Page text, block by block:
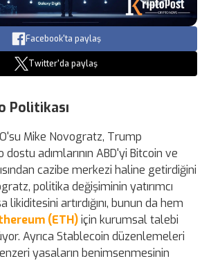
Facebook'ta paylaş
Twitter'da paylaş
Politikası
Mike Novogratz, Trump
adımlarının ABD'yi Bitcoin ve
cazibe merkezi haline getirdiğini
politika değişiminin yatırımcı
likiditesini artırdığını, bunun da hem
(ETH)için kurumsal talebi
Ayrıca Stablecoin düzenlemeleri
yasaların benimsenmesinin